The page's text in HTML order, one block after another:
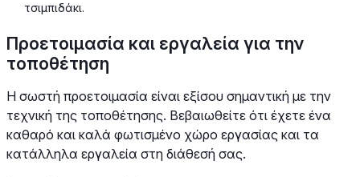
τσιμπιδάκι.
Προετοιμασία και εργαλεία για την
τοποθέτηση
Η σωστή προετοιμασία είναι εξίσου σημαντική με την
τεχνική της τοποθέτησης. Βεβαιωθείτε ότι έχετε ένα
καθαρό και καλά φωτισμένο χώρο εργασίας και τα
κατάλληλα εργαλεία στη διάθεσή σας.